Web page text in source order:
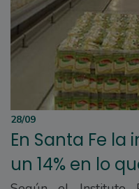
28/09
En Santa Fe
un 14% en lo